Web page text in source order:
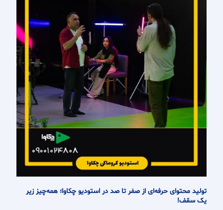
تولید محتوای حرفه‌ای از صفر تا صد در استودیو چکاوا؛ همه‌چیز زیر
یک سقف!